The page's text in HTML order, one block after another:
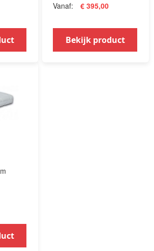
Vanaf
€ 395,00
Bekijk product